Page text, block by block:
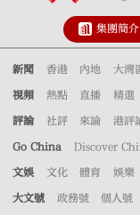
集團簡介
新聞 香港 內地 大灣
視頻 熱點 直播 精選
評論 社評 來論 港評
Go China Discover
文娛 文化 體育 娛樂
大文號 政務號 個人號